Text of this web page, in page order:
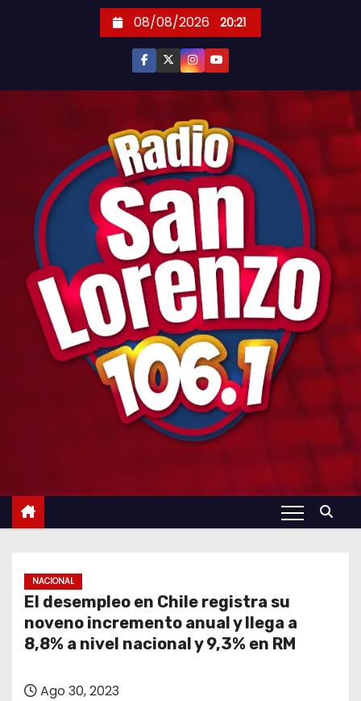
08/08/2026 20:21
NACIONAL
El desempleo en Chile registra su
noveno incremento anual y llega a
8,8% a nivel nacional y 9,3% en RM
Ago 30, 2023